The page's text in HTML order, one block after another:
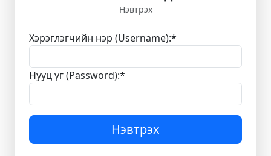
Нэвтрэх
Хэрэглэгчийн нэр (Username):*
Нууц үг (Password):*
Нэвтрэх